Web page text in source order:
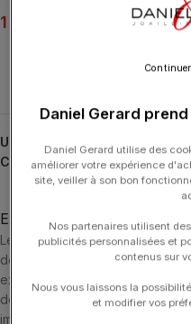
1 770.00
UGS :
Catégorie : LA BRUNE ET LA
Expédition & Livraison
Les produits en stock sont
de 24 heures ouvrées après
expédiés via le transporteur le
de livraison. Si le produit n'est
immédiatement et nous vous
Daniel Gerard
Daniel Gerard utilise des
améliorer votre expérience
site, veiller à son bon
Nos partenaires utilisent
publicités personnalisées et
contenus sur
Nous vous laissons la
et modifier vos